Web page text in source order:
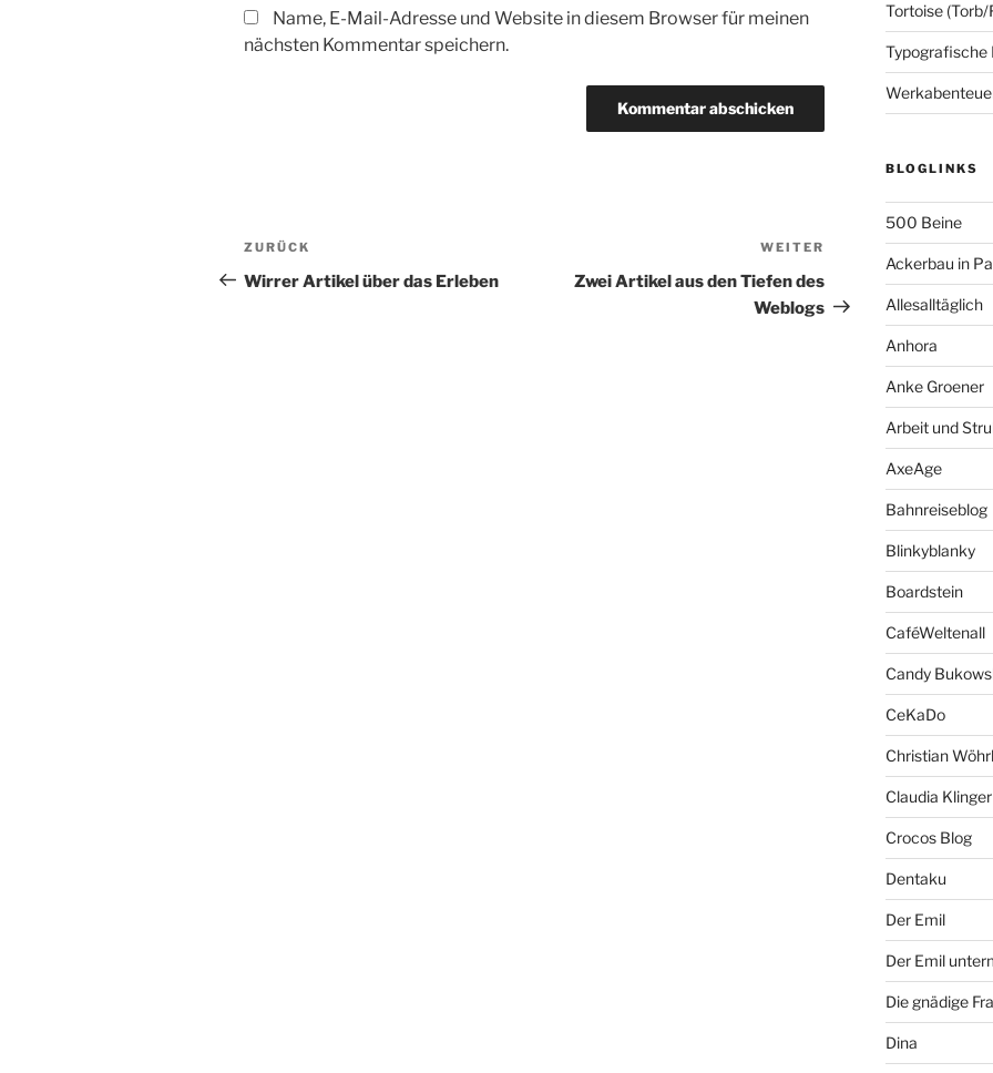
Name, E-Mail-Adresse und Website in diesem Browser für meinen
nächsten Kommentar speichern.
Beitragsnavigation
Vorheriger
Beitrag
ZURÜCK
Wirrer Artikel über das Erleben
Nächster
Beitrag
WEITER
Zwei Artikel aus den Tiefen des
Weblogs
Tortoise (Torb/
Typografische
BLOGLINKS
500 Beine
Ackerbau in
Allesalltäglich
Anhora
Anke Groener
Arbeit und
AxeAge
Bahnreiseblog
Blinkyblanky
Boardstein
CaféWeltenall
Candy
CeKaDo
Christian Wöhrl
Claudia Klinger
Crocos Blog
Dentaku
Der Emil
Der Emil
Die gnädige
Dina